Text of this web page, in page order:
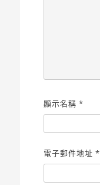
顯示名稱*
電子郵件地址*